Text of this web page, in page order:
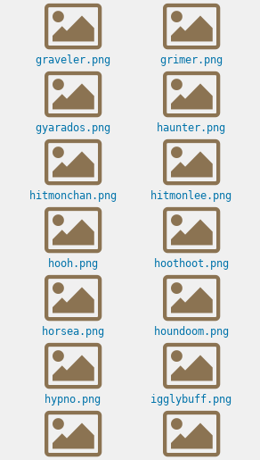
graveler.png grimer.png
gyarados.png haunter.png
hitmonchan.png hitmonlee.png
hooh.png hoothoot.png
horsea.png houndoom.png
hypno.png igglybuff.png